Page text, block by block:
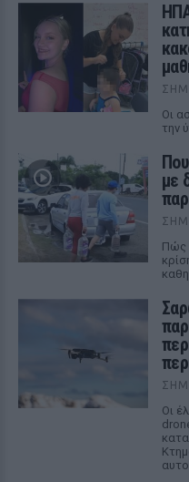
Οι
την
με
Πώς
Οι